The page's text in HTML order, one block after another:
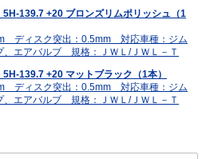
139.7 +20 ブロンズリムポリッシュ（1
ディスク突出：0.5mm 対応車種：ジム
エアバルブ 規格：ＪＷＬ/ＪＷＬ－Ｔ
139.7 +20 マットブラック（1本）
ディスク突出：0.5mm 対応車種：ジム
エアバルブ 規格：ＪＷＬ/ＪＷＬ－Ｔ